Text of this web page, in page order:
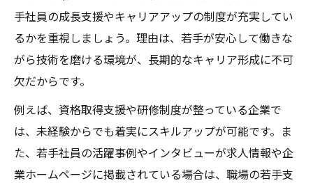
手社員の成長支援やキャリアアップの制度が充実してい
るかを重視しましょう。理由は、若手が安心して働きな
がら技術を磨ける環境が、長期的なキャリア形成に不可
欠だからです。
例えば、資格取得支援や研修制度が整っている企業で
は、未経験からでも着実にスキルアップが可能です。ま
た、若手社員の活躍事例やインタビューが求人情報や企
業ホームページに掲載されている場合は、職場の若手支